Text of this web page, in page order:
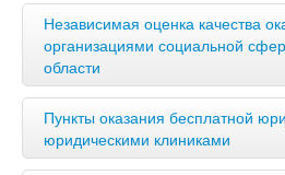
Независимая оценка качества
организациями социальной
области
Пункты оказания бесплатной
юридическими клиниками